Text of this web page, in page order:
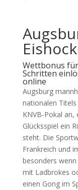
Wettbonus
Schritten
online
Augsburg
nationalen
KNVB-Pokal
Glücksspiel ein
steht. Die
Frankreich und
besonders
mit Ladbrokes
einen Gong im